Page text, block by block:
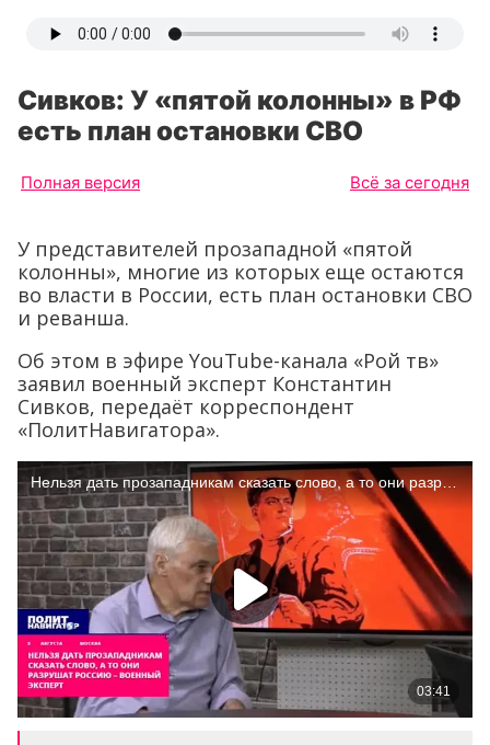
Сивков: У «пятой колонны» в РФ
есть план остановки СВО
Полная версия Всё за сегодня
У представителей прозападной «пятой
колонны», многие из которых еще остаются
во власти в России, есть план остановки СВО
и реванша.
Об этом в эфире YouTube-канала «Рой тв»
заявил военный эксперт Константин
Сивков, передаёт корреспондент
«ПолитНавигатора».